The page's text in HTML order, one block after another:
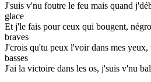
J'suis v'nu foutre le feu mais quand
glace
Et j'le fais pour ceux qui bougent,
braves
J'crois qu'tu peux l'voir dans mes yeux,
basses
J'ai la victoire dans les os, j'suis v'nu